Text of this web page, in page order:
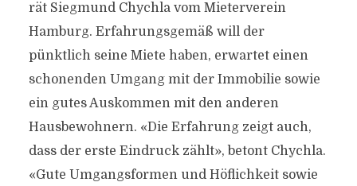
rät Siegmund Chychla vom Mieterverein
Hamburg. Erfahrungsgemäß will der
pünktlich seine Miete haben, erwartet einen
schonenden Umgang mit der Immobilie sowie
ein gutes Auskommen mit den anderen
Hausbewohnern. «Die Erfahrung zeigt auch,
dass der erste Eindruck zählt», betont Chychla.
«Gute Umgangsformen und Höflichkeit sowie